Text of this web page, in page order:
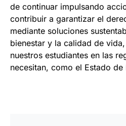
de continuar impulsando
contribuir a garantizar el
mediante soluciones
bienestar y la calidad de
nuestros estudiantes en las
necesitan, como el Estado de